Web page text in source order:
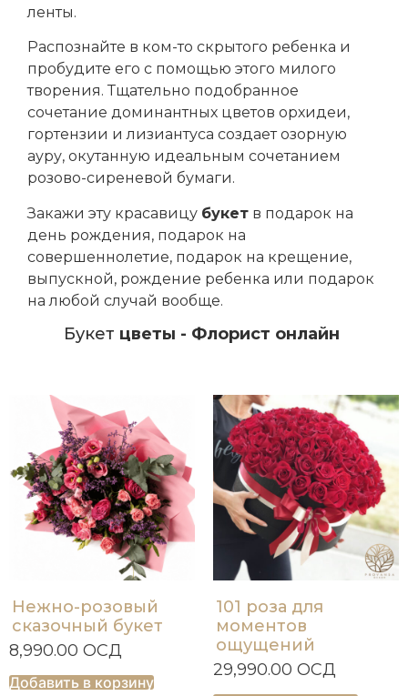
ленты.
Распознайте в ком-то скрытого ребенка и
пробудите его с помощью этого милого
творения. Тщательно подобранное
сочетание доминантных цветов орхидеи,
гортензии и лизиантуса создает озорную
ауру, окутанную идеальным сочетанием
розово-сиреневой бумаги.
Закажи эту красавицу букет в подарок на
день рождения, подарок на
совершеннолетие, подарок на крещение,
выпускной, рождение ребенка или подарок
на любой случай вообще.
Букет цветы - Флорист онлайн
Нежно-розовый
сказочный букет
8,990.00 ОСД
Добавить в корзину
101 роза для
моментов
ощущений
29,990.00 ОСД